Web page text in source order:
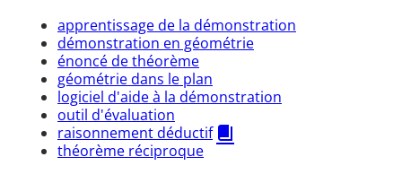
apprentissage de la démonstration
démonstration en géométrie
énoncé de théorème
géométrie dans le plan
logiciel d'aide à la démonstration
outil d'évaluation
raisonnement déductif
théorème réciproque